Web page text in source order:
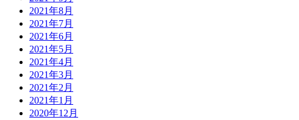
2021年8月
2021年7月
2021年6月
2021年5月
2021年4月
2021年3月
2021年2月
2021年1月
2020年12月